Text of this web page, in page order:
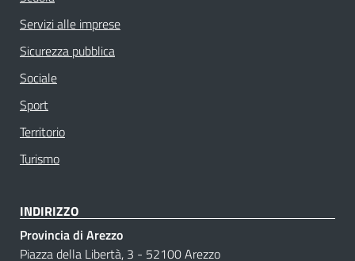
Servizi alle imprese
Sicurezza pubblica
Sociale
Sport
Territorio
Turismo
INDIRIZZO
Provincia di Arezzo
Piazza della Libertà, 3 - 52100 Arezzo